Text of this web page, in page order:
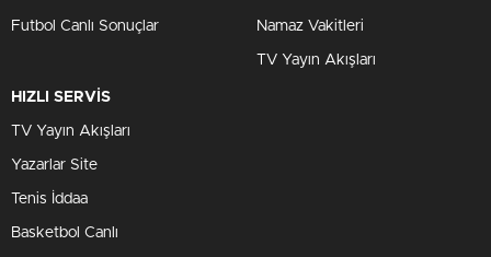
Futbol Canlı Sonuçlar Namaz Vakitleri
TV Yayın Akışları
HIZLI SERVİS
TV Yayın Akışları
Yazarlar Site
Tenis İddaa
Basketbol Canlı